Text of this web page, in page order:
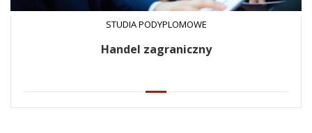
STUDIA PODYPLOMOWE
Handel zagraniczny